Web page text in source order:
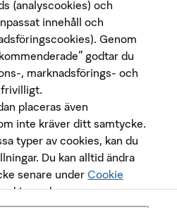
medier
(analyscookies) och
innehåll och
Genom
godtar du
, marknadsförings- och
placeras även
inte kräver ditt samtycke.
typer av cookies, kan du
Du kan alltid ändra
senare under Cookie
och annan